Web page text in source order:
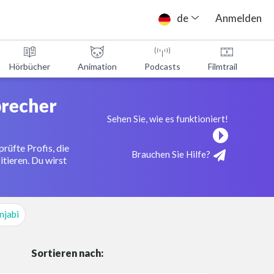
de Anmelden
Hörbücher Animation Podcasts Filmtrailer
Profis, die
Du wirst
Sehen Sie, wie es funktioniert!
Brauchen Sie Hilfe?
Sortieren nach: